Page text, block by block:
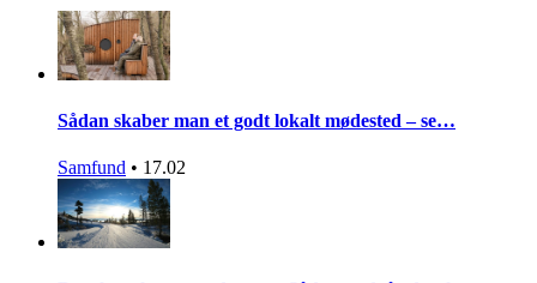
Sådan skaber man et godt lokalt mødested – se…
Samfund • 17.02